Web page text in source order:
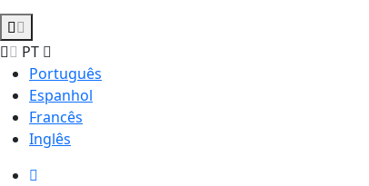
PT
Português
Espanhol
Francês
Inglês